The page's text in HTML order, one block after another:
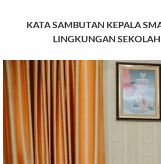
KATA SAMBUTAN KEPALA
LINGKUNGAN